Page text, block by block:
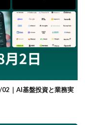
｜AI基盤投資と業務実